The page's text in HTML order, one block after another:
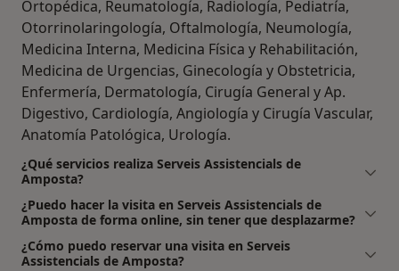
Ortopédica, Reumatología, Radiología, Pediatría,
Otorrinolaringología, Oftalmología, Neumología,
Medicina Interna, Medicina Física y Rehabilitación,
Medicina de Urgencias, Ginecología y Obstetricia,
Enfermería, Dermatología, Cirugía General y Ap.
Digestivo, Cardiología, Angiología y Cirugía Vascular,
Anatomía Patológica, Urología.
¿Qué servicios realiza Serveis Assistencials de
Amposta?
¿Puedo hacer la visita en Serveis Assistencials de
Amposta de forma online, sin tener que desplazarme?
¿Cómo puedo reservar una visita en Serveis
Assistencials de Amposta?